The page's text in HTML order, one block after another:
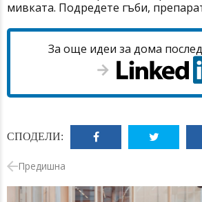
мивката. Подредете гъби,
За още идеи за дома
СПОДЕЛИ:
Предишна